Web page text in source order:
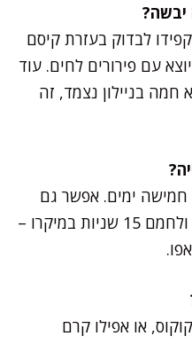
לבדוק בעזרת קיסם
עם פירורים לחים. עוד
בניילון נצמד, זה
חמישה ימים. אפשר גם
להקפיא פרוסות עטופות היטב ולחמם 15 שניות במיקרו –
או אפילו קרם